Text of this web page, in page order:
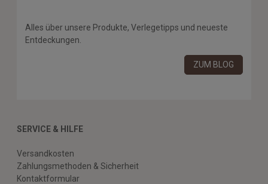
Alles über unsere Produkte, Verlegetipps und neueste
Entdeckungen.
ZUM BLOG
SERVICE & HILFE
Versandkosten
Zahlungsmethoden & Sicherheit
Kontaktformular